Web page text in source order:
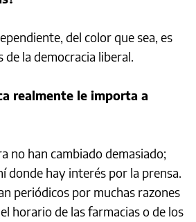
del color que sea, es
la democracia liberal.
realmente le importa a
no han cambiado demasiado;
donde hay interés por la prensa.
periódicos por muchas razones
horario de las farmacias o de los